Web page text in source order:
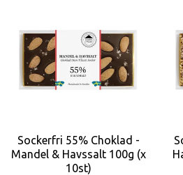
Sockerfri 55% Choklad -
Mandel & Havssalt 100g (x
10st)